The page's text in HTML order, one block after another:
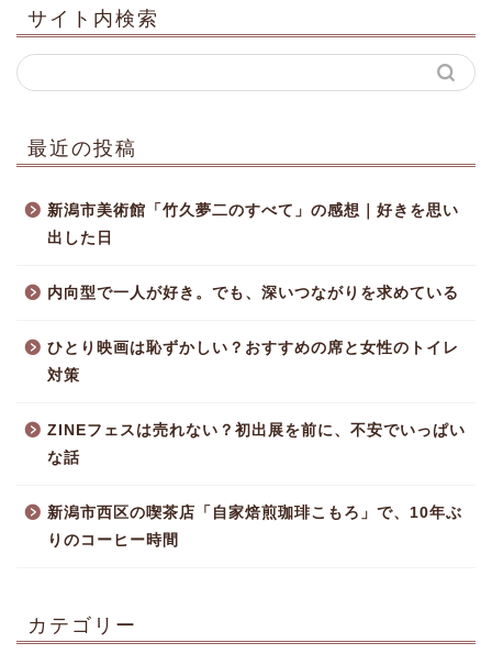
サイト内検索
最近の投稿
新潟市美術館「竹久夢二のすべて」の感想｜好きを思い
出した日
内向型で一人が好き。でも、深いつながりを求めている
ひとり映画は恥ずかしい？おすすめの席と女性のトイレ
対策
ZINEフェスは売れない？初出展を前に、不安でいっぱい
な話
新潟市西区の喫茶店「自家焙煎珈琲こもろ」で、10年ぶ
りのコーヒー時間
カテゴリー